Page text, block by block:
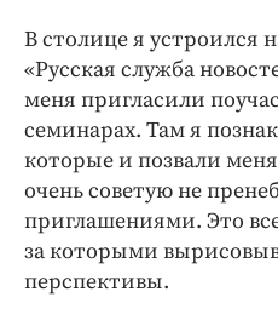
В столице я устроился
«Русская служба
меня пригласили
семинарах. Там я
которые и позвали
очень советую не
приглашениями. Это
за которыми
перспективы.